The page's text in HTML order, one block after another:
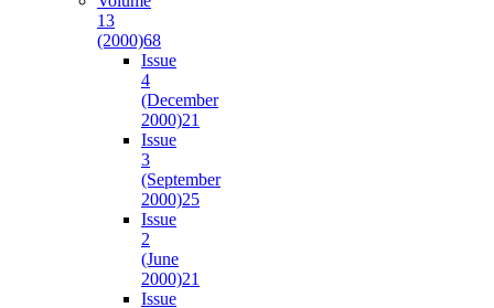
13
(2000)68
Issue
4
(December
2000)21
Issue
3
(September
2000)25
Issue
2
(June
2000)21
Issue